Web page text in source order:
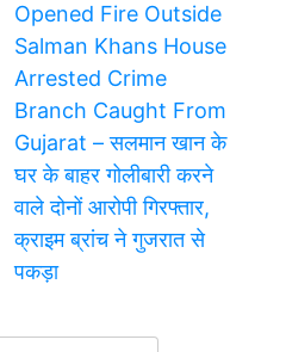
Opened Fire Outside
Salman Khans House
Arrested Crime
Branch Caught From
Gujarat – सलमान खान के
घर के बाहर गोलीबारी करने
वाले दोनों आरोपी गिरफ्तार,
क्राइम ब्रांच ने गुजरात से
पकड़ा